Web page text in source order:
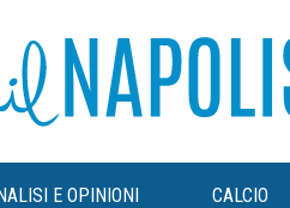
E OPINIONI CALCIO